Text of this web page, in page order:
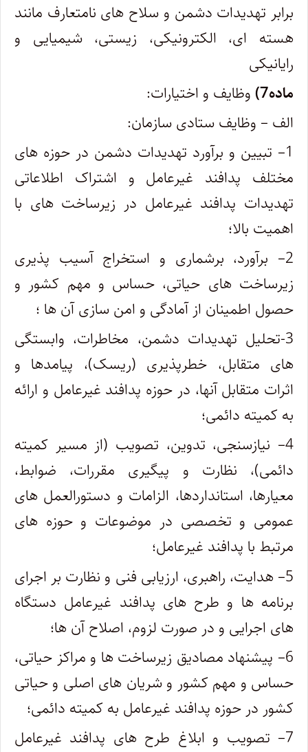
برابر تهدیدات دشمن و سلاح های نامتعارف مانند
هسته ای، الکترونیکی، زیستی، شیمیایی و
رایانیکی
ماده7)
وظایف و اختیارات:
الف – وظایف ستادی سازمان:
1– تبیین و برآورد تهدیدات دشمن در حوزه های
مختلف پدافند غیرعامل و اشتراک اطلاعاتی
تهدیدات پدافند غیرعامل در زیرساخت های با
اهمیت بالا؛
2– برآورد، برشماری و استخراج آسیب پذیری
زیرساخت های حیاتی، حساس و مهم کشور و
حصول اطمینان از آمادگی و امن سازی آن ها ؛
3-تحلیل تهدیدات دشمن، مخاطرات، وابستگی
های متقابل، خطرپذیری (ریسک)، پیامدها و
اثرات متقابل آنها، در حوزه پدافند غیرعامل و ارائه
به کمیته دائمی؛
4– نیازسنجی، تدوین، تصویب (از مسیر کمیته
دائمی)، نظارت و پیگیری مقررات، ضوابط،
معیارها، استانداردها، الزامات و دستورالعمل های
عمومی و تخصصی در موضوعات و حوزه های
مرتبط با پدافند غیرعامل؛
5– هدایت، راهبری، ارزیابی فنی و نظارت بر اجرای
برنامه ها و طرح های پدافند غیرعامل دستگاه
های اجرایی و در صورت لزوم، اصلاح آن ها؛
6– پیشنهاد مصادیق زیرساخت ها و مراکز حیاتی،
حساس و مهم کشور و شریان های اصلی و حیاتی
کشور در حوزه پدافند غیرعامل به کمیته دائمی؛
7– تصویب و ابلاغ طرح های پدافند غیرعامل